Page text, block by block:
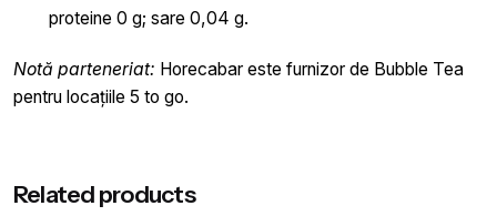
proteine 0 g; sare 0,04 g.
Notă parteneriat: Horecabar este furnizor de Bubble Tea
pentru locațiile 5 to go.
Aromă
Related products